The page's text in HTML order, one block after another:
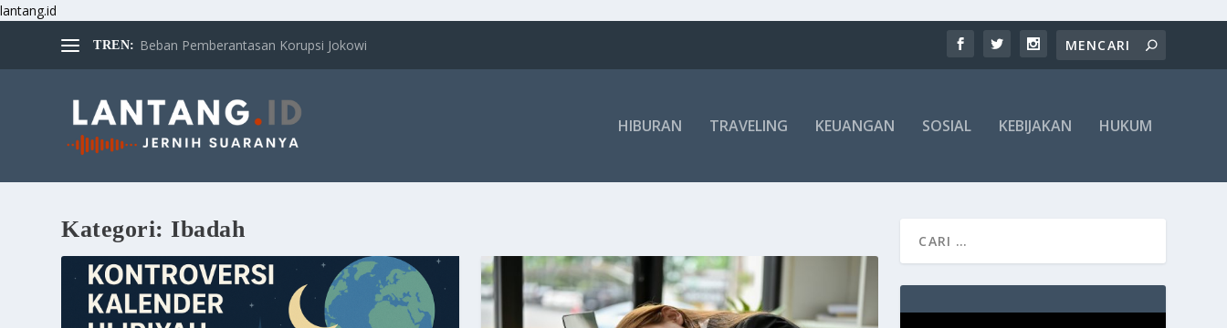
lantang.id
TREN: Beban Pemberantasan Korupsi Jokowi
HIBURAN TRAVELING KEUANGAN SOSIAL KEBIJAKAN HUKUM
Kategori: Ibadah